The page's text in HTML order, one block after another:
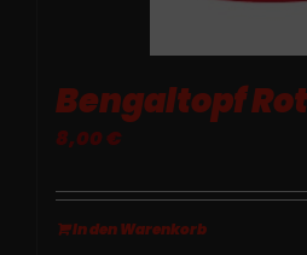
Bengaltopf
8,00€
In den Warenkorb